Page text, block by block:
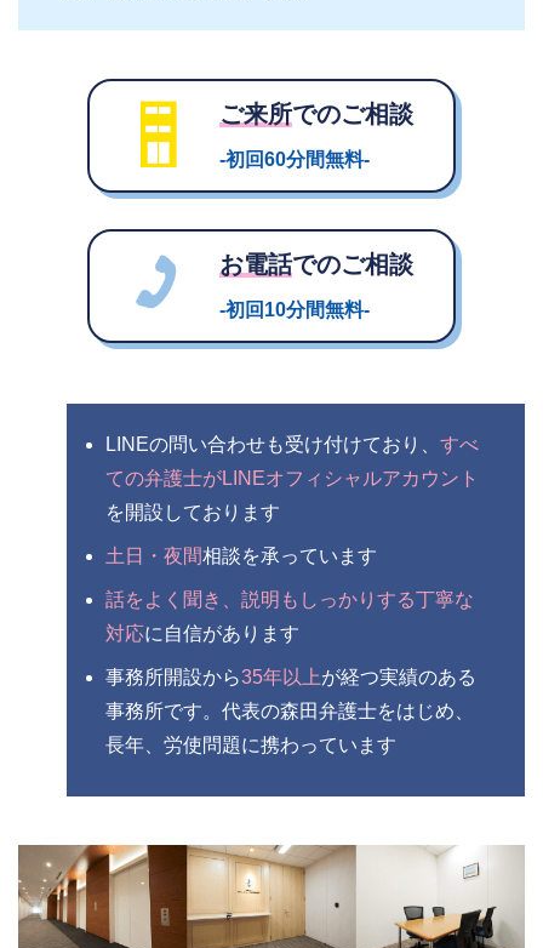
ご来所でのご相談
-初回60分間無料-
お電話でのご相談
-初回10分間無料-
LINEの問い合わせも受け付けており、 すべ
ての弁護士がLINEオフィシャルアカウント
を開設しております
土日・夜間相談を承っています
話をよく聞き、説明もしっかりする丁寧な
対応に自信があります
事務所開設から35年以上が経つ実績のある
事務所です。代表の森田弁護士をはじめ、
長年、労使問題に携わっています